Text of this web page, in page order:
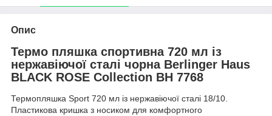
Опис
Термо пляшка спортивна 720 мл із
нержавіючої сталі чорна Berlinger Haus
BLACK ROSE Collection BH 7768
Термопляшка Sport 720 мл із нержавіючої сталі 18/10.
Пластикова кришка з носиком для комфортного